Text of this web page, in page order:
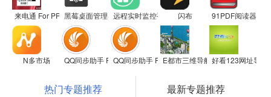
来电通 For PPC黑莓桌面管理器远程实时监控手机软件maply
闪布 91PDF阅读器For
N多市场 QQ同步助手 For S60V3QQ同步助手 For S60V5E都市三维导航软件好看123网址导航
热门专题推荐 最新专题推荐